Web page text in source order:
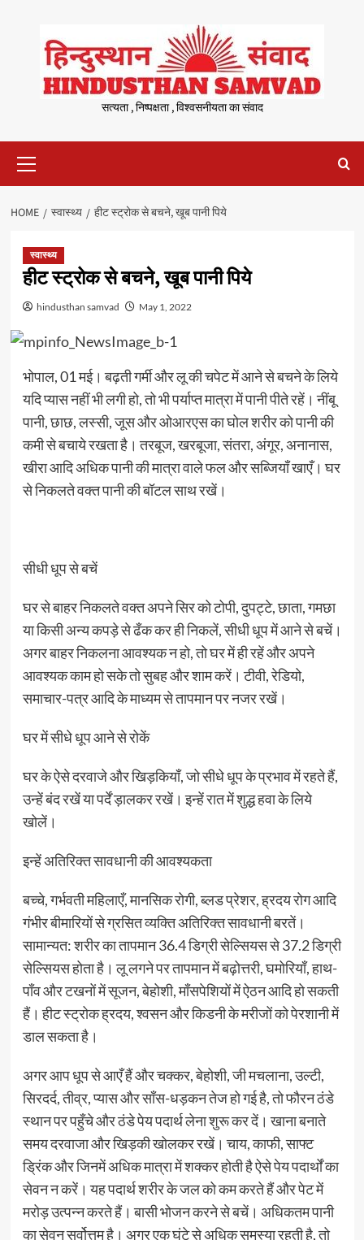
content
सत्यता , निष्पक्षता , विश्वसनीयता का संवाद
Menu
HOME स्वास्थ्य हीट स्ट्रोक से बचने, खूब पानी पिये
स्वास्थ्य
हीट स्ट्रोक से बचने, खूब पानी पिये
hindusthan samvad May 1, 2022
भोपाल, 01 मई। बढ़ती गर्मी और लू की चपेट में आने से बचने के लिये
यदि प्यास नहीं भी लगी हो, तो भी पर्याप्त मात्रा में पानी पीते रहें। नींबू
पानी, छाछ, लस्सी, जूस और ओआरएस का घोल शरीर को पानी की
कमी से बचाये रखता है। तरबूज, खरबूजा, संतरा, अंगूर, अनानास,
खीरा आदि अधिक पानी की मात्रा वाले फल और सब्जियाँ खाएँ। घर
से निकलते वक्त पानी की बॉटल साथ रखें।
सीधी धूप से बचें
घर से बाहर निकलते वक्त अपने सिर को टोपी, दुपट्टे, छाता, गमछा
या किसी अन्य कपड़े से ढँक कर ही निकलें, सीधी धूप में आने से बचें।
अगर बाहर निकलना आवश्यक न हो, तो घर में ही रहें और अपने
आवश्यक काम हो सके तो सुबह और शाम करें। टीवी, रेडियो,
समाचार-पत्र आदि के माध्यम से तापमान पर नजर रखें।
घर में सीधे धूप आने से रोकें
घर के ऐसे दरवाजे और खिड़कियाँ, जो सीधे धूप के प्रभाव में रहते हैं,
उन्हें बंद रखें या पर्दें ड़ालकर रखें। इन्हें रात में शुद्ध हवा के लिये
खोलें।
इन्हें अतिरिक्त सावधानी की आवश्यकता
बच्चे, गर्भवती महिलाएँ, मानसिक रोगी, ब्लड प्रेशर, ह्रदय रोग आदि
गंभीर बीमारियों से ग्रसित व्यक्ति अतिरिक्त सावधानी बरतें।
सामान्यत: शरीर का तापमान 36.4 डिग्री सेल्सियस से 37.2 डिग्री
सेल्सियस होता है। लू लगने पर तापमान में बढ़ोत्तरी, घमोरियाँ, हाथ-
पाँव और टखनों में सूजन, बेहोशी, माँसपेशियों में ऐठन आदि हो सकती
हैं। हीट स्ट्रोक ह्रदय, श्वसन और किडनी के मरीजों को पेरशानी में
डाल सकता है।
अगर आप धूप से आएँ हैं और चक्कर, बेहोशी, जी मचलाना, उल्टी,
सिरदर्द, तीव्र, प्यास और साँस-धड़कन तेज हो गई है, तो फौरन ठंडे
स्थान पर पहुँचे और ठंडे पेय पदार्थ लेना शुरू कर दें। खाना बनाते
समय दरवाजा और खिड़की खोलकर रखें। चाय, काफी, साफ्ट
ड्रिंक और जिनमें अधिक मात्रा में शक्कर होती है ऐसे पेय पदार्थों का
सेवन न करें। यह पदार्थ शरीर के जल को कम करते हैं और पेट में
मरोड़ उत्पन्न करते हैं। बासी भोजन करने से बचें। अधिकतम पानी
का सेवन सर्वोत्तम है। अगर एक घंटे से अधिक समस्या रहती है, तो